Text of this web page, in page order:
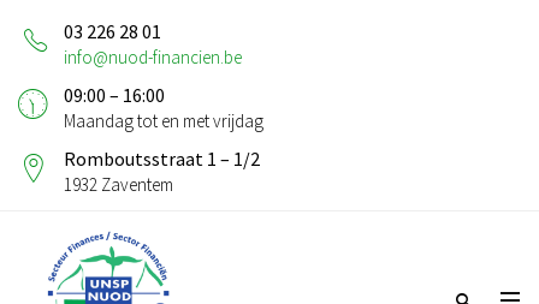
03 226 28 01
info@nuod-financien.be
09:00 – 16:00
Maandag tot en met vrijdag
Romboutsstraat 1 – 1/2
1932 Zaventem